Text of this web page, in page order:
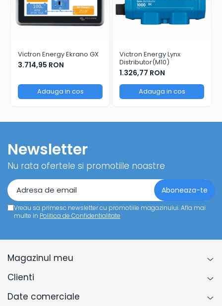
Victron Energy Ekrano GX
3.714,95 RON
Adauga in cos
Victron Energy Lynx
Distributor(M10)
1.326,77 RON
Adauga in cos
Newsletter
Nu rata ofertele si promotiile noastre
Vreau sa primesc newsletter cu promotiile magazinului. Afla mai
multe in Politica de Confidentialitate
Magazinul meu
Clienti
Date comerciale